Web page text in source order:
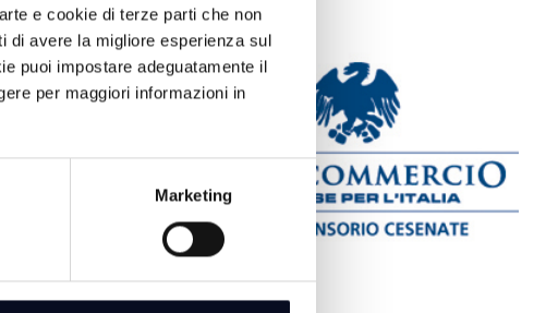
e cookie di terze parti che non
di avere la migliore esperienza sul
puoi impostare adeguatamente il
per maggiori informazioni in
Marketing
2026